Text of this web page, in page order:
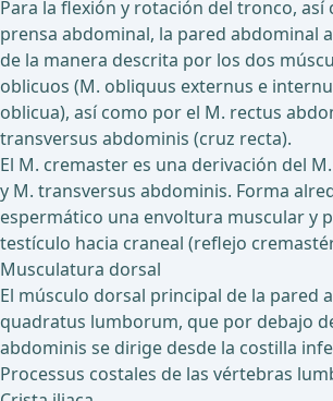
Para la flexión y rotación del tronco, así
prensa abdominal, la pared abdominal
de la manera descrita por los dos
oblicuos (M. obliquus externus e
oblicua), así como por el M. rectus
transversus abdominis (cruz recta).
El M. cremaster es una derivación del
y M. transversus abdominis. Forma
espermático una envoltura muscular y
testículo hacia craneal (reflejo
Musculatura dorsal
El músculo dorsal principal de la pared
quadratus lumborum, que por debajo
abdominis se dirige desde la costilla
Processus costales de las vértebras